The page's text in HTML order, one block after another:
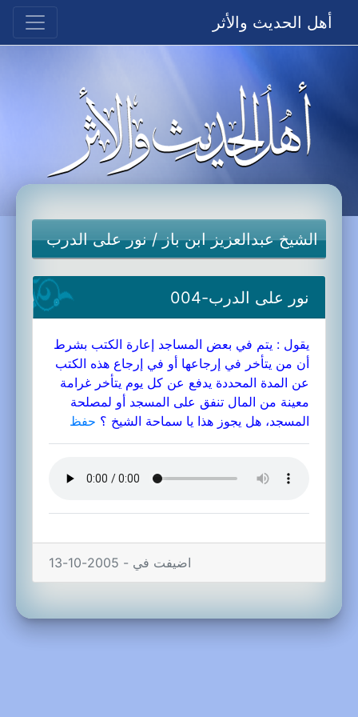
أهل الحديث والأثر
الشيخ عبدالعزيز ابن باز/نور على الدرب
نور على الدرب-004
يقول : يتم في بعض المساجد إعارة الكتب بشرط
أن من يتأخر في إرجاعها أو في إرجاع هذه الكتب
عن المدة المحددة يدفع عن كل يوم يتأخر غرامة
معينة من المال تنفق على المسجد أو لمصلحة
المسجد، هل يجوز هذا يا سماحة الشيخ ؟ حفظ
اضيفت في - 2005-10-13